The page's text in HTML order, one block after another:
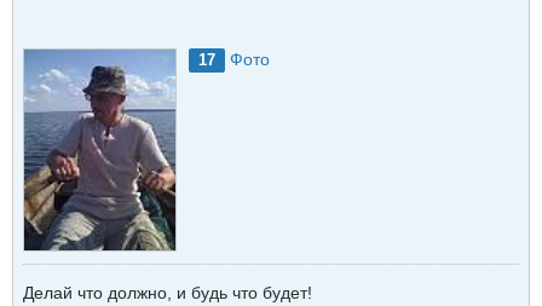
17 Фото
Делай что должно, и будь что будет!